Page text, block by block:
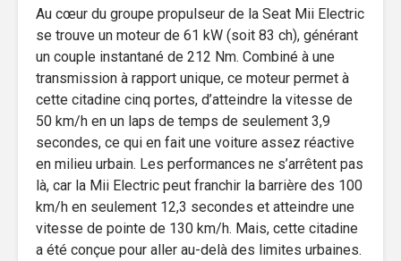
Au cœur du groupe propulseur de la Seat Mii Electric
se trouve un moteur de 61 kW (soit 83 ch), générant
un couple instantané de 212 Nm. Combiné à une
transmission à rapport unique, ce moteur permet à
cette citadine cinq portes, d’atteindre la vitesse de
50 km/h en un laps de temps de seulement 3,9
secondes, ce qui en fait une voiture assez réactive
en milieu urbain. Les performances ne s’arrêtent pas
là, car la Mii Electric peut franchir la barrière des 100
km/h en seulement 12,3 secondes et atteindre une
vitesse de pointe de 130 km/h. Mais, cette citadine
a été conçue pour aller au-delà des limites urbaines.